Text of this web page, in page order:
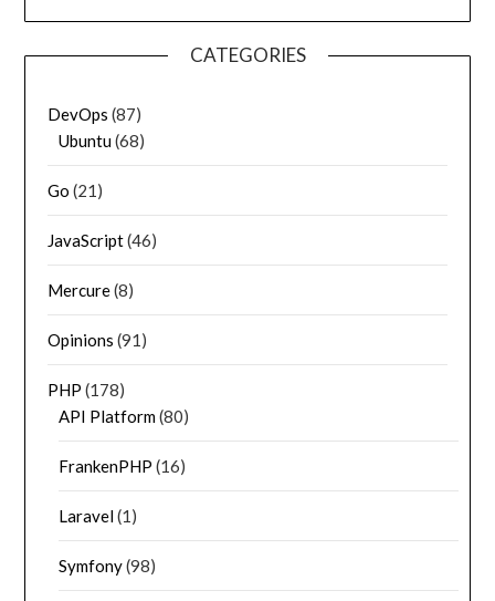
CATEGORIES
DevOps (87)
Ubuntu(68)
Go (21)
JavaScript(46)
Mercure(8)
Opinions (91)
PHP (178)
API Platform(80)
FrankenPHP (16)
Laravel(1)
Symfony(98)